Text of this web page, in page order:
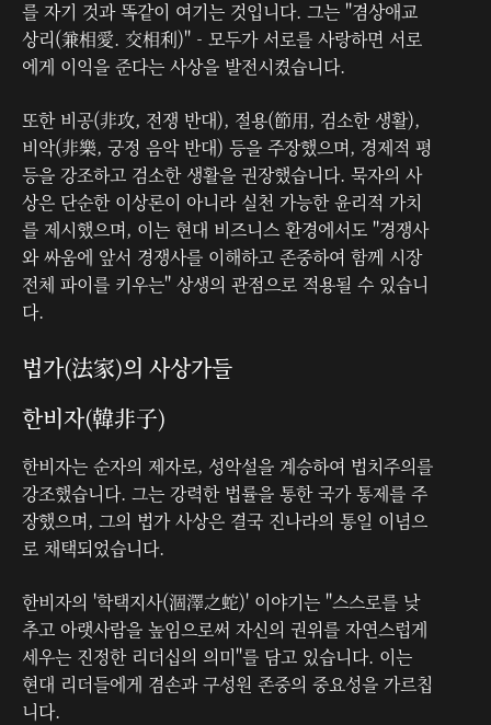
를 자기 것과 똑같이 여기는 것입니다. 그는 "겸상애교
상리(兼相愛. 交相利)" - 모두가 서로를 사랑하면 서로
에게 이익을 준다는 사상을 발전시켰습니다.
또한 비공(非攻, 전쟁 반대), 절용(節用, 검소한 생활),
비악(非樂, 궁정 음악 반대) 등을 주장했으며, 경제적 평
등을 강조하고 검소한 생활을 권장했습니다. 묵자의 사
상은 단순한 이상론이 아니라 실천 가능한 윤리적 가치
를 제시했으며, 이는 현대 비즈니스 환경에서도 "경쟁사
와 싸움에 앞서 경쟁사를 이해하고 존중하여 함께 시장
전체 파이를 키우는" 상생의 관점으로 적용될 수 있습니
다.
법가(法家)의 사상가들
한비자(韓非子)
한비자는 순자의 제자로, 성악설을 계승하여 법치주의를
강조했습니다. 그는 강력한 법률을 통한 국가 통제를 주
장했으며, 그의 법가 사상은 결국 진나라의 통일 이념으
로 채택되었습니다.
한비자의 '학택지사(涸澤之蛇)' 이야기는 "스스로를 낮
추고 아랫사람을 높임으로써 자신의 권위를 자연스럽게
세우는 진정한 리더십의 의미"를 담고 있습니다. 이는
현대 리더들에게 겸손과 구성원 존중의 중요성을 가르칩
니다.